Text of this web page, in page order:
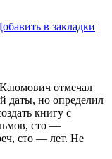
в закладки |
отмечал
даты, но определил
книгу с
сто —
сто — лет. Не